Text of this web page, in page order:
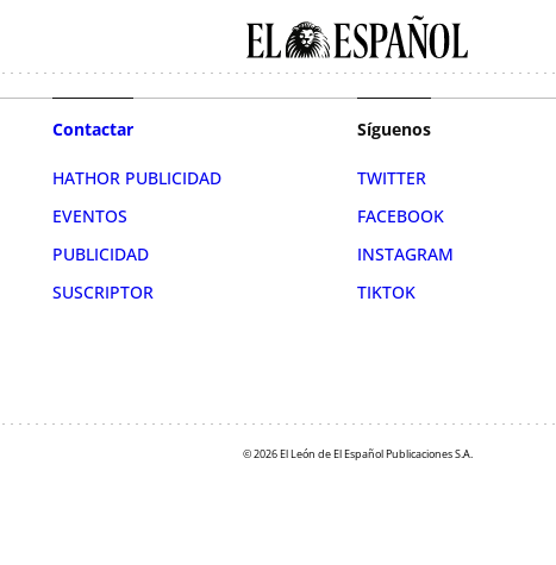
Contactar
HATHOR PUBLICIDAD
EVENTOS
PUBLICIDAD
SUSCRIPTOR
Síguenos
TWITTER
FACEBOOK
INSTAGRAM
TIKTOK
© 2026 El León de El Español Publicaciones S.A.